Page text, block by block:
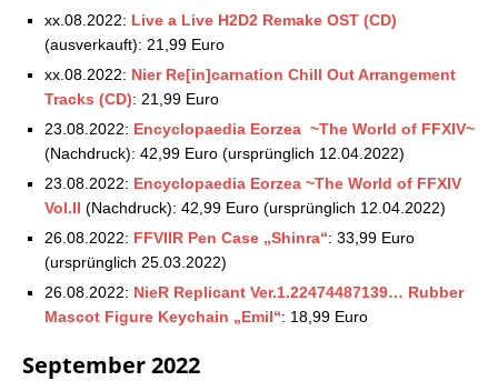
xx.08.2022: Live a Live H2D2 Remake OST (CD)
(ausverkauft): 21,99 Euro
xx.08.2022: Nier Re[in]carnation Chill Out Arrangement
Tracks (CD): 21,99 Euro
23.08.2022: Encyclopaedia Eorzea ~The World of FFXIV~
(Nachdruck): 42,99 Euro (ursprünglich 12.04.2022)
23.08.2022: Encyclopaedia Eorzea ~The World of FFXIV
Vol.II (Nachdruck): 42,99 Euro (ursprünglich 12.04.2022)
26.08.2022: FFVIIR Pen Case „Shinra“: 33,99 Euro
(ursprünglich 25.03.2022)
26.08.2022: NieR Replicant Ver.1.22474487139… Rubber
Mascot Figure Keychain „Emil“: 18,99 Euro
September 2022